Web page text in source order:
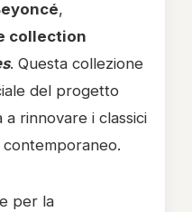
,
collection
. Questa collezione
del progetto
rinnovare i classici
per la